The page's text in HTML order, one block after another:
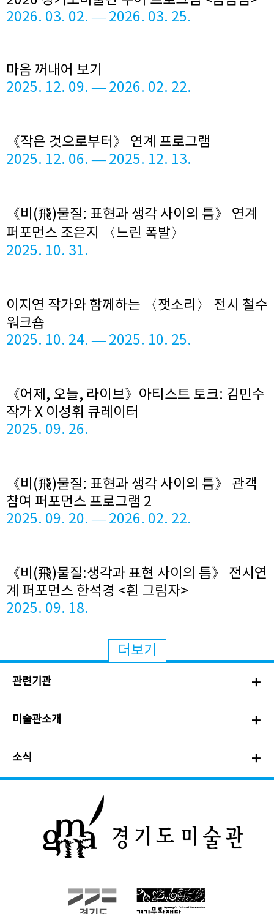
2026. 03. 02. — 2026. 03. 25.
마음 꺼내어 보기
2025. 12. 09. — 2026. 02. 22.
《작은 것으로부터》 연계 프로그램
2025. 12. 06. — 2025. 12. 13.
《비(飛)물질: 표현과 생각 사이의 틈》 연계
퍼포먼스 조은지 〈느린 폭발〉
2025. 10. 31.
이지연 작가와 함께하는 〈잿소리〉 전시 철수
워크숍
2025. 10. 24. — 2025. 10. 25.
《어제, 오늘, 라이브》아티스트 토크: 김민수
작가 X 이성휘 큐레이터
2025. 09. 26.
《비(飛)물질: 표현과 생각 사이의 틈》 관객
참여 퍼포먼스 프로그램 2
2025. 09. 20. — 2026. 02. 22.
《비(飛)물질:생각과 표현 사이의 틈》 전시연
계 퍼포먼스 한석경 <흰 그림자>
2025. 09. 18.
더보기
관련기관
미술관소개
소식